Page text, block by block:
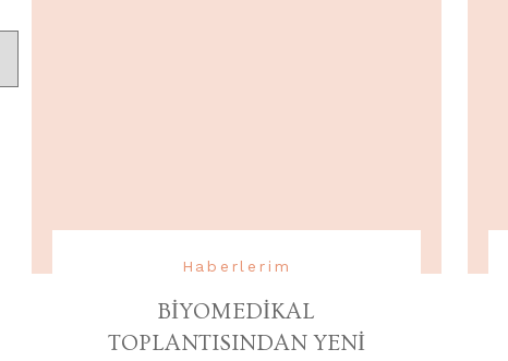
Haberlerim
BİYOMEDİKAL
TOPLANTISINDAN YENİ